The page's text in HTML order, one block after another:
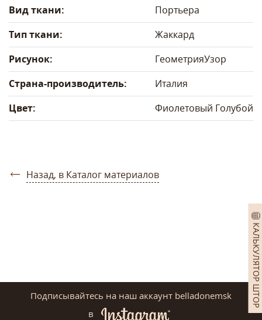
КАЛЬКУЛЯТОР ШТОР
Вид ткани:
Портьера
Тип ткани:
Жаккард
Рисунок:
ГеометрияУзор
Страна-производитель:
Италия
Цвет:
Фиолетовый Голубой
Назад, в Каталог материалов
Подписывайтесь на наш аккаунт belladonemsk
в